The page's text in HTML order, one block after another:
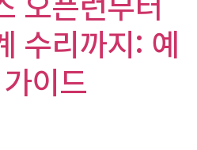
수리까지: 예
이드